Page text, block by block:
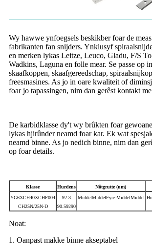
Wy hawwe ynfoegsels beskikber foar de
fabrikanten fan snijders. Ynklusyf
en merken lykas Leitze, Leuco, Gladu, F/S
Wadkins, Laguna en folle mear. Se passe op
skaafkoppen, skaafgereedschap,
freesmasines. As jo ​​in oare kwaliteit of
foar jo tapassingen, nim dan gerêst kontakt
De karbidklasse dy't wy brûkten foar gewoane
lykas hjirûnder neamd foar kar. Ek wat
neamd binne. As jo ​​​​nedich binne, nim dan
op foar details.
Klasse Hurdens Nôtgrutte (um)
YG6XCH40XCHP004
CH25N/25N-D
92.3
90.59290
MiddelMiddelFyn~MiddelMiddel
Noat:
1. Oanpast makke binne akseptabel